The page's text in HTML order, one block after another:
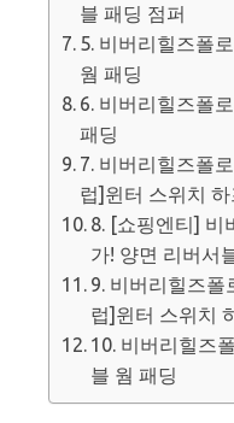
블 패딩 점퍼
5. 비버리힐즈폴
웜 패딩
6. 비버리힐즈폴
패딩
7. 비버리힐즈폴
럽]윈터 스위치
8. [쇼핑엔티] 비
가! 양면 리버서
9. 비버리힐즈
럽]윈터 스위치
10. 비버리힐즈
블 웜 패딩